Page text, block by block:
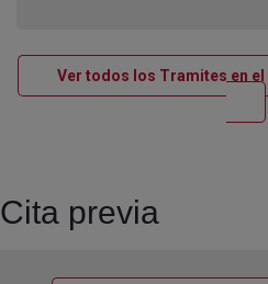
Ver todos los Tramites en
Cita previa